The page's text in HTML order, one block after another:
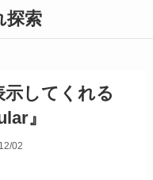
探索
してくれる
』
02